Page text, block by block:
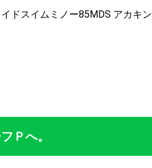
ドスイムミノー85MDS アカキン
Ｐへ。